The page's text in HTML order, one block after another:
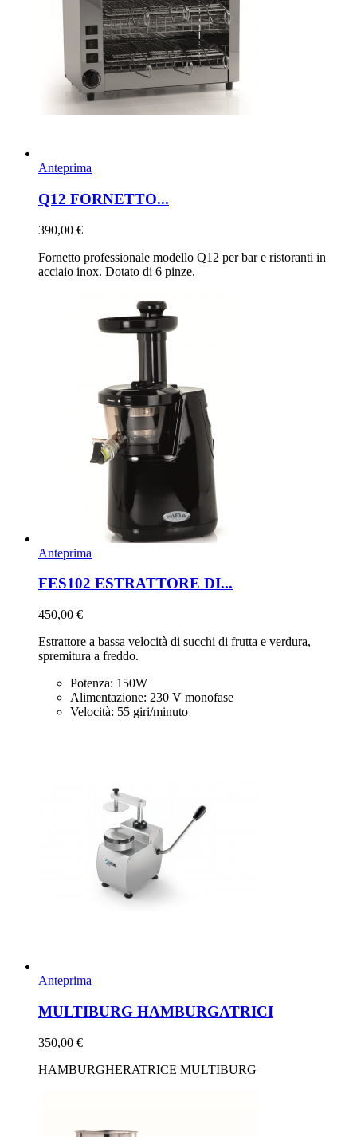
Anteprima
Q12 FORNETTO...
390,00 €
Fornetto professionale modello Q12 per bar e ristoranti in
acciaio inox. Dotato di 6 pinze.
Anteprima
FES102 ESTRATTORE DI...
450,00 €
Estrattore a bassa velocità di succhi di frutta e verdura,
spremitura a freddo.
Potenza: 150W
Alimentazione: 230 V monofase
Velocità: 55 giri/minuto
Anteprima
MULTIBURG HAMBURGATRICI
350,00 €
HAMBURGHERATRICE MULTIBURG